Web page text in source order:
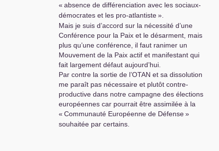
« absence de différenciation avec les sociaux-
démocrates et les pro-atlantiste».
Mais je suis d’accord sur la nécessité d’une
Conférence pour la Paix et le désarment, mais
plus qu’une conférence, il faut ranimer un
Mouvement de la Paix actif et manifestant qui
fait largement défaut aujourd’hui.
Par contre la sortie de l’OTAN et sa dissolution
me paraît pas nécessaire et plutôt contre-
productive dans notre campagne des élections
européennes car pourrait être assimilée à la
« Communauté Européenne de Défense»
souhaitée par certains.